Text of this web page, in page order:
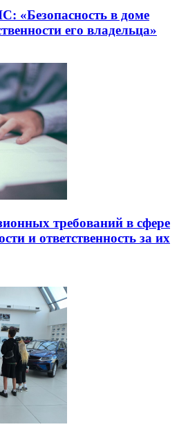
«Безопасность в доме
его владельца»
требований в сфере
и ответственность за их